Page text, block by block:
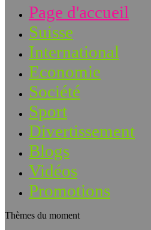
Page d'accueil
Suisse
International
Economie
Société
Sport
Divertissement
Blogs
Vidéos
Promotions
Thèmes du moment